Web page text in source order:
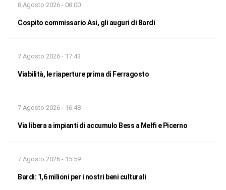
8 Agosto 2026 - 08:00
Cospito commissario Asi, gli auguri di Bardi
7 Agosto 2026 - 17:43
Viabilità, le riaperture prima di Ferragosto
7 Agosto 2026 - 16:48
Via libera a impianti di accumulo Bess a Melfi e Picerno
7 Agosto 2026 - 15:59
Bardi: 1,6 milioni per i nostri beni culturali